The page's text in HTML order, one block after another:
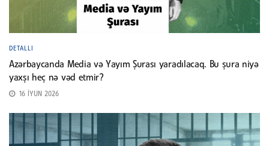
DETALLI
Azərbaycanda Media və Yayım Şurası yaradılacaq. Bu şura niyə
yaxşı heç nə vəd etmir?
16 İYUN 2026